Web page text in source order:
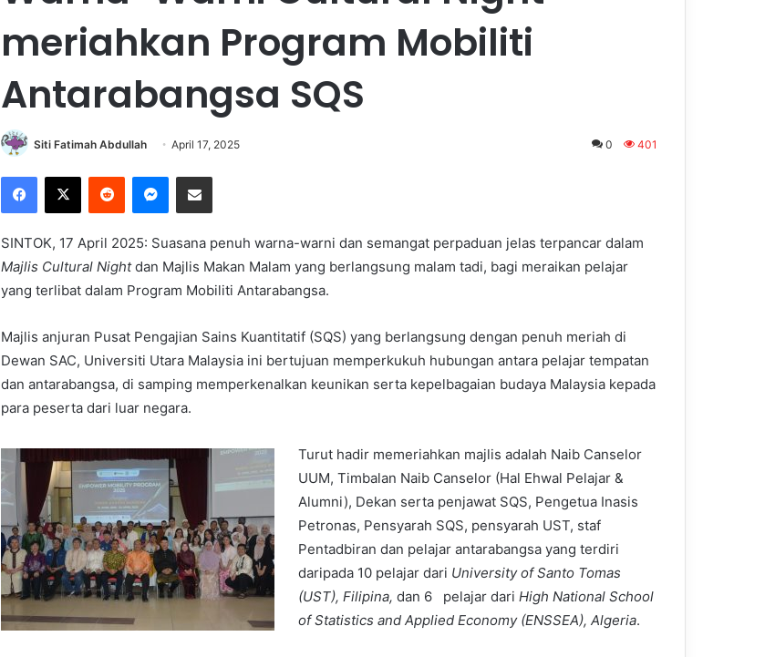
meriahkan Program Mobiliti
Antarabangsa SQS
Siti Fatimah Abdullah April 17, 2025 0 401
SINTOK, 17 April 2025: Suasana penuh warna-warni dan semangat perpaduan jelas terpancar dalam
Majlis Cultural Nightdan Majlis Makan Malam yang berlangsung malam tadi, bagi meraikan pelajar
yang terlibat dalam Program Mobiliti Antarabangsa.
Majlis anjuran Pusat Pengajian Sains Kuantitatif (SQS) yang berlangsung dengan penuh meriah di
Dewan SAC, Universiti Utara Malaysia ini bertujuan memperkukuh hubungan antara pelajar tempatan
dan antarabangsa, di samping memperkenalkan keunikan serta kepelbagaian budaya Malaysia kepada
para peserta dari luar negara.
Turut hadir memeriahkan majlis adalah Naib Canselor
UUM, Timbalan Naib Canselor (Hal Ehwal Pelajar &
Alumni), Dekan serta penjawat SQS, Pengetua Inasis
Petronas, Pensyarah SQS, pensyarah UST, staf
Pentadbiran dan pelajar antarabangsa yang terdiri
daripada 10 pelajar dari University of Santo Tomas
(UST), Filipina, dan 6 pelajar dariHigh National School
of Statistics and Applied Economy (ENSSEA), Algeria.